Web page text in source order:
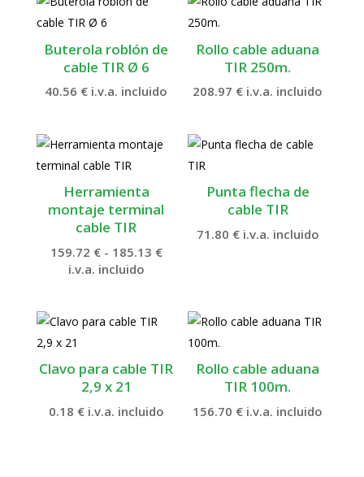
Buterola roblón de
cable TIR Ø 6
40.56 € i.v.a. incluido
Rollo cable aduana
TIR 250m.
208.97 € i.v.a. incluido
Herramienta
montaje terminal
cable TIR
159.72 € - 185.13 €Rango
159.72 €
hasta
i.v.a. incluido
Punta flecha de
cable TIR
71.80 € i.v.a. incluido
Clavo para cable TIR
2,9 x 21
0.18 € i.v.a. incluido
Rollo cable aduana
TIR 100m.
156.70 € i.v.a. incluido